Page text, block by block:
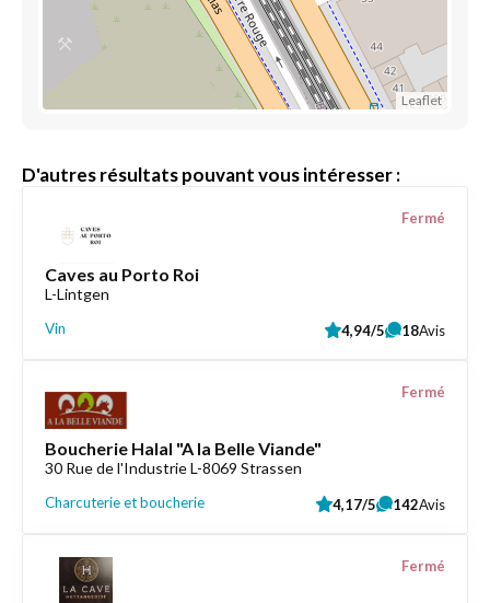
Leaflet
D'autres résultats pouvant vous intéresser :
Caves au Porto Roi
L-Lintgen
Vin
Fermé
4,94/5 18Avis
Boucherie Halal "A la Belle Viande"
30 Rue de l'Industrie L-8069 Strassen
Charcuterie et boucherie
Fermé
4,17/5 142Avis
Fermé